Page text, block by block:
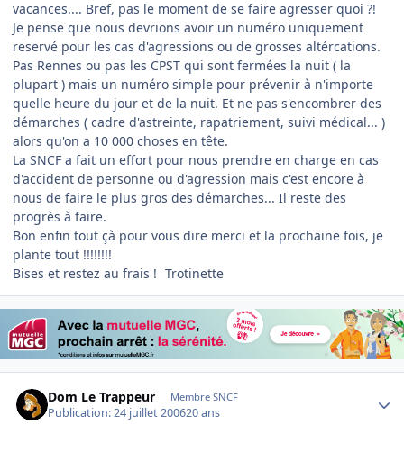
vacances.... Bref, pas le moment de se faire agresser quoi ?!
Je pense que nous devrions avoir un numéro uniquement
reservé pour les cas d'agressions ou de grosses altércations.
Pas Rennes ou pas les CPST qui sont fermées la nuit ( la
plupart ) mais un numéro simple pour prévenir à n'importe
quelle heure du jour et de la nuit. Et ne pas s'encombrer des
démarches ( cadre d'astreinte, rapatriement, suivi médical... )
alors qu'on a 10 000 choses en tête.
La SNCF a fait un effort pour nous prendre en charge en cas
d'accident de personne ou d'agression mais c'est encore à
nous de faire le plus gros des démarches... Il reste des
progrès à faire.
Bon enfin tout çà pour vous dire merci et la prochaine fois, je
plante tout !!!!!!!!
Bises et restez au frais ! Trotinette
Dom Le Trappeur Membre SNCF
Publication:24 juillet 200620 ans